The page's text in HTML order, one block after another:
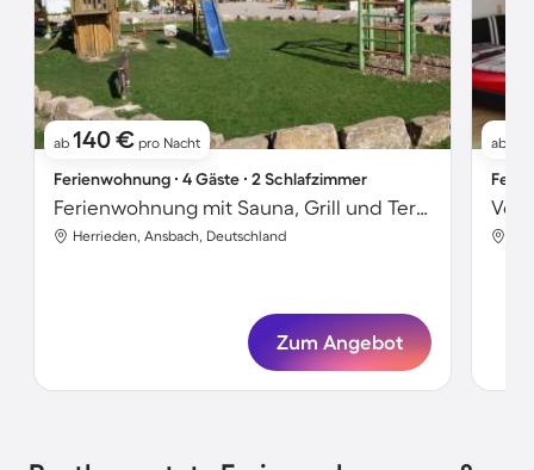
ab 140 € pro Nacht
Ferienwohnung ∙ 4 Gäste ∙ 2 Schlafzimmer
Ferienwohnung mit Sauna, Grill und Terrasse
Herrieden, Ansbach, Deutschland
Zum Angebot
ab